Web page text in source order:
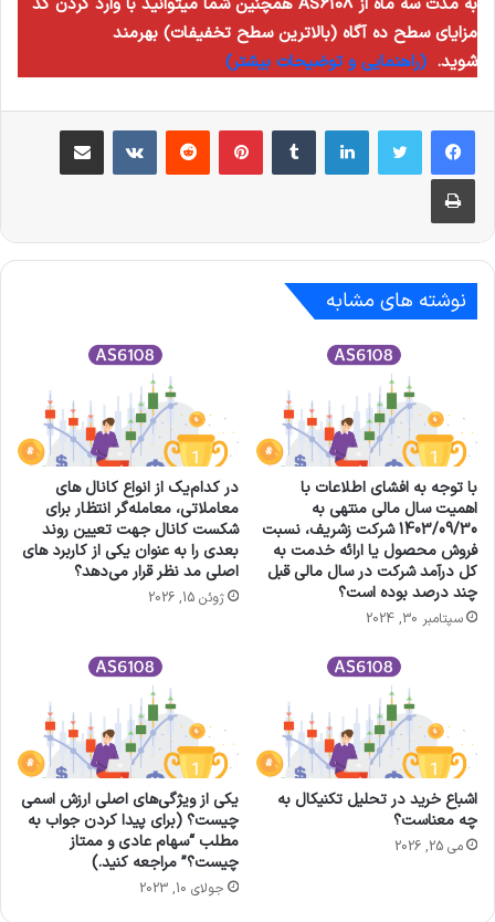
مزایای سطح ده آگاه (بالاترین سطح تخفیفات) بهرمند
شوید. (راهنمایی و توضیحات بیشتر)
لینکدین ‫تامبلر ‫پین‌ترست‫رددیت ‫VKontakteاشتراک گذاری از طریق ایمیل
چاپ
نوشته های مشابه
با توجه به افشای اطلاعات با
اهمیت سال مالی منتهی به
1403/09/30 شرکت زشريف، نسبت
فروش محصول یا ارائه خدمت به
كل درآمد شركت در سال مالی قبل
چند درصد بوده است؟
سپتامبر 30, 2024
در کدام‌یک از انواع کانال‌ های
معاملاتی، معامله‌گر انتظار برای
شکست کانال جهت تعیین روند
بعدی را به عنوان یکی از کاربرد های
اصلی مد نظر قرار می‌دهد؟
ژوئن 15, 2026
اشباع خرید در تحلیل تکنیکال به
چه معناست؟
می 25, 2026
یکی از ویژگی‌های اصلی ارزش اسمی
چیست؟ (برای پیدا کردن جواب به
مطلب “سهام عادی و ممتاز
چیست؟” مراجعه کنید.)
جولای 10, 2023